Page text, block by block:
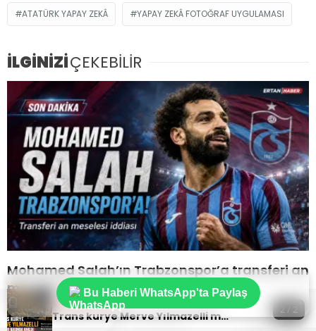
ATATÜRK YAPAY ZEKÂ YAPAY ZEKÂ FOTOĞRAF UYGULAMASI
İLGİNİZİÇEKEBİLİR
Mohamed Salah’ın Trabzonspor’a transferi an
meselesi!
Sıradaki Haber
Trans kurye Merve Yılmazelli mezarı başında anıldı 2 / 2
Bu Haberi WhatsApp'ta Paylaş